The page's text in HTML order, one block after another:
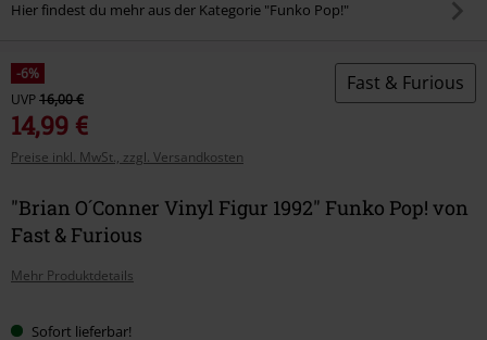
Hier findest du mehr aus der Kategorie "Funko Pop!"
-6%
UVP16,00 €
14,99 €
Preise inkl. MwSt., zzgl. Versandkosten
Fast & Furious
"Brian O´Conner Vinyl Figur 1992" Funko Pop! von
Fast & Furious
Mehr Produktdetails
Sofort lieferbar!